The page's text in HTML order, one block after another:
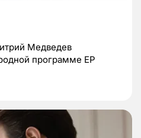
Медведев
программе ЕР